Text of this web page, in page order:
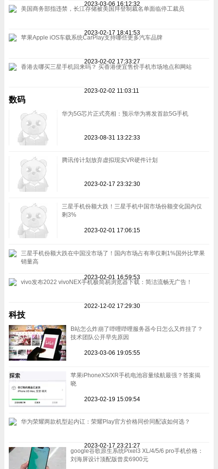
2023-03-06 16:12:32
美国商务部指违禁，长江存储被美国拜登制裁名单面临停工裁员
2023-02-17 18:41:53
苹果Apple iOS车载系统CarPlay支持哪些更多汽车品牌
2023-02-02 17:33:27
香港去哪买三星手机回来吗？ 买香港便宜售价手机市场地点和网站
2023-02-02 11:03:11
数码
华为5G芯片正式亮相：预示华为将发首款5G手机
2023-08-31 13:22:33
腾讯传计划放弃虚拟现实VR硬件计划
2023-02-17 23:32:30
三星手机份额大跌！三星手机中国市场份额变化国内仅
剩3%
2023-02-01 17:06:15
三星手机份额大跌在中国没市场了！国内市场占有率仅剩1%国外比苹果
销量高
2023-02-01 16:59:53
vivo发布2022 vivoNEX手机极简易浏览器下载：简洁流畅无广告！
2022-12-02 17:29:30
科技
B站怎么炸崩了哔哩哔哩服务器今日怎么又炸挂了？
技术团队公开早先原因
2023-03-06 19:05:55
苹果iPhoneXS/XR手机电池容量续航最强？答案揭
晓
2023-02-19 15:09:54
华为荣耀两款机型起内讧：荣耀Play官方价格同价同配该如何选？
2023-02-17 23:21:27
google谷歌原生系统Pixel3 XL/4/5/6 pro手机价格：
刘海屏设计顶配版曾卖6900元